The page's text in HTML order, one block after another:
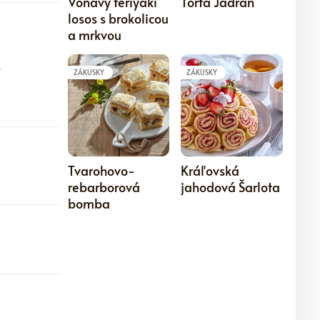
losos s brokolicou
a mrkvou
ZÁKUSKY
5
Tvarohovo-
rebarborová
bomba
ZÁKUSKY
Kráľovská
jahodová Šarlota